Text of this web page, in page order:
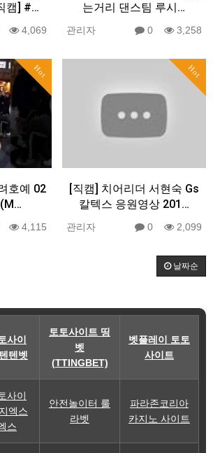
캠] #…
4,069
는거리 댄스팀 루시…
관리자 0 3,258
Hot
호예 02
4,115
Hot
[직캠] 치어리더 서현숙 Gs
칼텍스 응원영상 201…
관리자 0 2,099
날짜순
사이
텐벳
토토사이트 띵
벳
(TTINGBET)
벳플레이 토토
사이트
사이
엑스
스
안전놀이터 룰
라벳
파라존코리아
카지노 사이트